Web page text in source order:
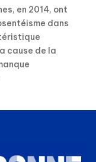
en 2014, ont
dans
cause de la